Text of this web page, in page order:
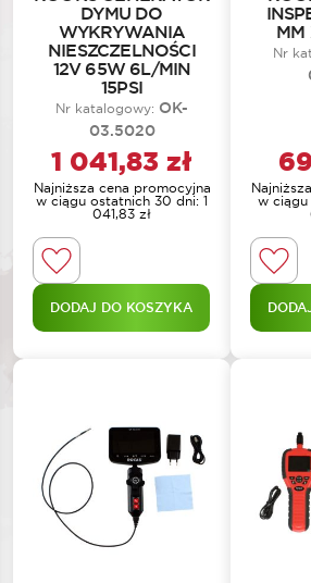
DYMU DO
WYKRYWANIA
NIESZCZELNOŚCI
12V 65W 6L/MIN
15PSI
Nr katalogowy: OK-
03.5020
1 041,83 zł
Najniższa cena promocyjna
w ciągu ostatnich 30 dni: 1
041,83 zł
DODAJ DO KOSZYKA
MM
Nr
w